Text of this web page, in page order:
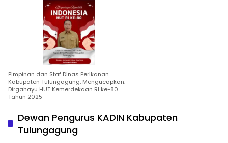
Pimpinan dan Staf Dinas Perikanan
Kabupaten Tulungagung, Mengucapkan:
Dirgahayu HUT Kemerdekaan RI ke-80
Tahun 2025
Dewan Pengurus KADIN Kabupaten
Tulungagung